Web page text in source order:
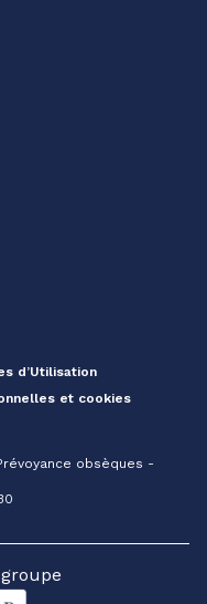
d’Utilisation
et cookies
obsèques -